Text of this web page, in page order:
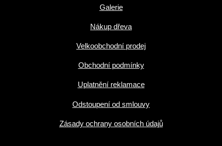
Galerie
Nákup dřeva
Velkoobchodní prodej
Obchodní podmínky
Uplatnění reklamace
Odstoupení od smlouvy
Zásady ochrany osobních údajů